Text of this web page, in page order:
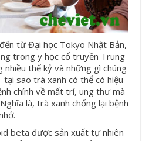
từ Đại học Tokyo Nhật Bản,
trong y học cổ truyền Trung
thế kỷ và những gì chúng
sao trà xanh có thể có hiệu
chính về mất trí, ung thư mà
là, trà xanh chống lại bệnh
beta được sản xuất tự nhiên